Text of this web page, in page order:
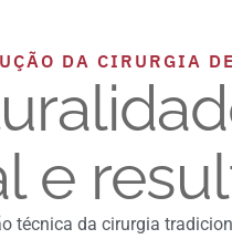
DA CIRURGIA
e
técnica da cirurgia